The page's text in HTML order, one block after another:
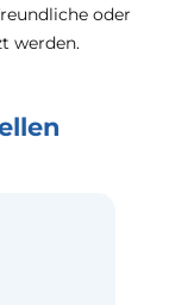
oder
werden.